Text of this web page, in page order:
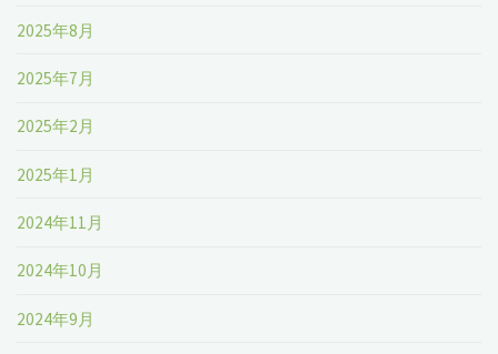
2025年8月
2025年7月
2025年2月
2025年1月
2024年11月
2024年10月
2024年9月